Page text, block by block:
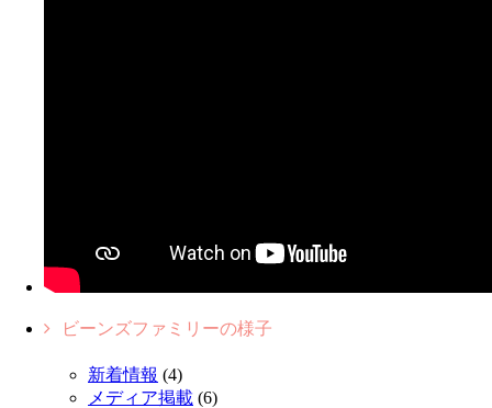
ビーンズファミリーの様子
新着情報 (4)
メディア掲載 (6)